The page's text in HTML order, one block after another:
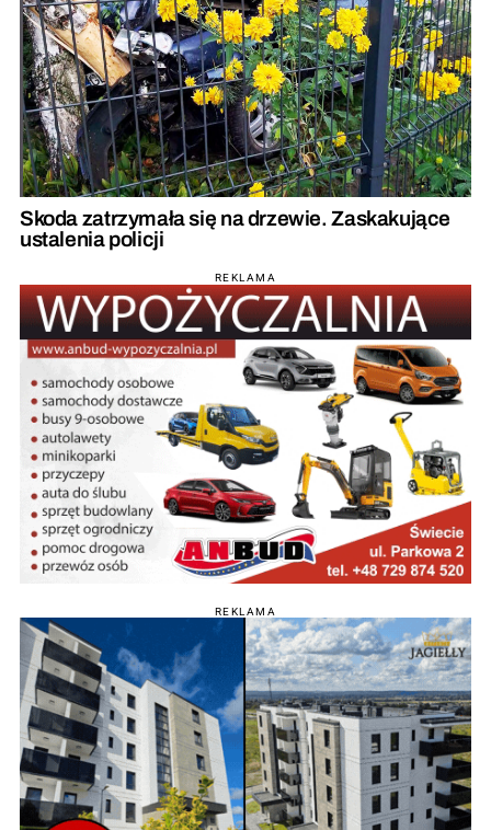
Skoda zatrzymała się na drzewie. Zaskakujące
ustalenia policji
REKLAMA
REKLAMA